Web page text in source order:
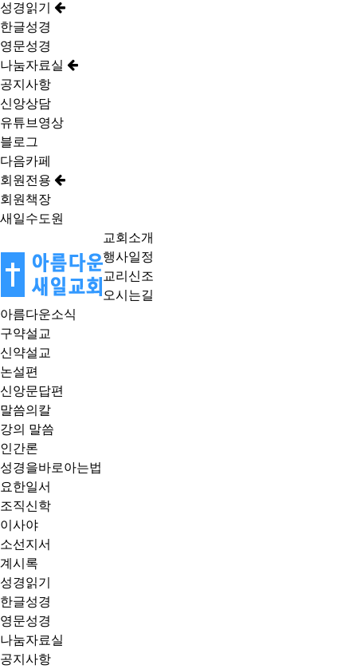
성경읽기
한글성경
영문성경
나눔자료실
공지사항
신앙상담
유튜브영상
블로그
다음카페
회원전용
회원책장
새일수도원
교회소개
행사일정
교리신조
오시는길
아름다운소식
구약설교
신약설교
논설편
신앙문답편
말씀의칼
강의 말씀
인간론
성경을바로아는법
요한일서
조직신학
이사야
소선지서
계시록
성경읽기
한글성경
영문성경
나눔자료실
공지사항